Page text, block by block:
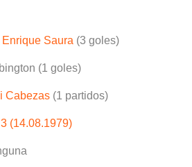
Enrique Saura (3 goles)
(1 goles)
Cabezas (1 partidos)
(14.08.1979)